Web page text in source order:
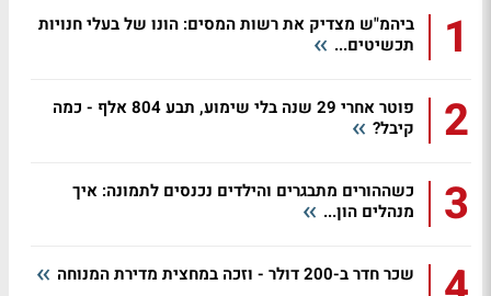
1
ביהמ"ש מצדיק את רשות המסים: הונו של בעלי חנויות
תכשיטים...
2
פוטר אחרי 29 שנה בלי שימוע, תבע 804 אלף - כמה
קיבל?
3
כשההורים מתבגרים והילדים נכנסים לתמונה: איך
מנהלים הון...
שכר חדר ב-200 דולר - וזכה במחצית מדירת המנוחה